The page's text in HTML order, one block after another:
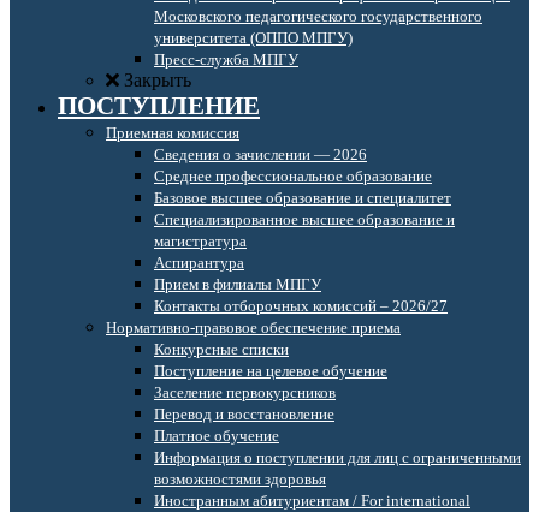
Московского педагогического государственного
университета (ОППО МПГУ)
Пресс-служба МПГУ
Закрыть
ПОСТУПЛЕНИЕ
Приемная комиссия
Сведения о зачислении — 2026
Среднее профессиональное образование
Базовое высшее образование и специалитет
Специализированное высшее образование и
магистратура
Аспирантура
Прием в филиалы МПГУ
Контакты отборочных комиссий – 2026/27
Нормативно-правовое обеспечение приема
Конкурсные списки
Поступление на целевое обучение
Заселение первокурсников
Перевод и восстановление
Платное обучение
Информация о поступлении для лиц с ограниченными
возможностями здоровья
Иностранным абитуриентам / For international